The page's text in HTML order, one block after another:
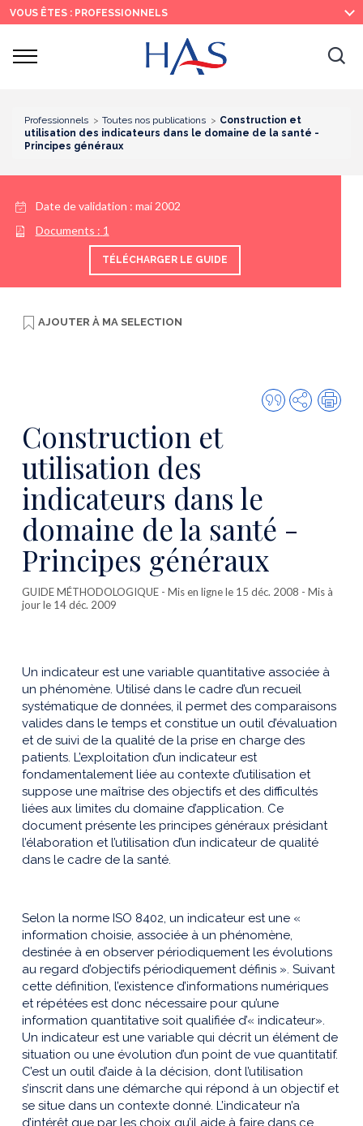
Recherche
Menu
principal
Contenu
principal
VOUS ÊTES : PROFESSIONNELS
Ouvrir
Professionnels Toutes nos publications
Construction et
utilisation des indicateurs dans le domaine de la santé -
Principes généraux
Date de validation : mai 2002
Documents : 1
TÉLÉCHARGER LE GUIDE
AJOUTER À MA SELECTION
Citer
cette
Partager
Construction et
utilisation des
indicateurs dans le
domaine de la santé -
Principes généraux
GUIDE MÉTHODOLOGIQUE - Mis en ligne le 15 déc. 2008 - Mis à
jour le 14 déc. 2009
Un indicateur est une variable quantitative associée à
un phénomène. Utilisé dans le cadre d’un recueil
systématique de données, il permet des comparaisons
valides dans le temps et constitue un outil d’évaluation
et de suivi de la qualité de la prise en charge des
patients. L’exploitation d’un indicateur est
fondamentalement liée au contexte d’utilisation et
suppose une maîtrise des objectifs et des difficultés
liées aux limites du domaine d’application. Ce
document présente les principes généraux présidant
l’élaboration et l’utilisation d’un indicateur de qualité
dans le cadre de la santé.
Selon la norme ISO 8402, un indicateur est une «
information choisie, associée à un phénomène,
destinée à en observer périodiquement les évolutions
au regard d’objectifs périodiquement définis ». Suivant
cette définition, l’existence d’informations numériques
et répétées est donc nécessaire pour qu’une
information quantitative soit qualifiée d’« indicateur».
Un indicateur est une variable qui décrit un élément de
situation ou une évolution d’un point de vue quantitatif.
C’est un outil d’aide à la décision, dont l’utilisation
s’inscrit dans une démarche qui répond à un objectif et
se situe dans un contexte donné. L’indicateur n’a